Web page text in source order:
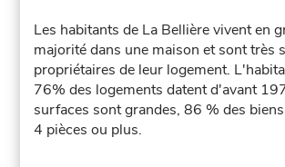
Les habitants de La Bellière vivent en
majorité dans une maison et sont très
propriétaires de leur logement.
76% des logements datent d'avant
surfaces sont grandes, 86 % des
4 pièces ou plus.